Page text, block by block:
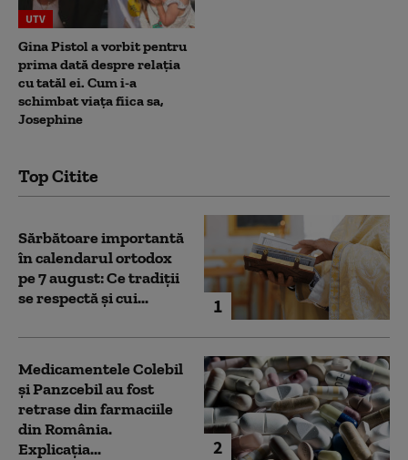
UTV
Gina Pistol a vorbit pentru
prima dată despre relația
cu tatăl ei. Cum i-a
schimbat viața fiica sa,
Josephine
Top Citite
1
Sărbătoare importantă
în calendarul ortodox
pe 7 august: Ce tradiții
se respectă și cui...
2
Medicamentele Colebil
și Panzcebil au fost
retrase din farmaciile
din România.
Explicația...